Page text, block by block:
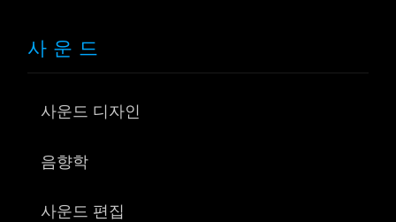
사운드
사운드 디자인
음향학
사운드 편집